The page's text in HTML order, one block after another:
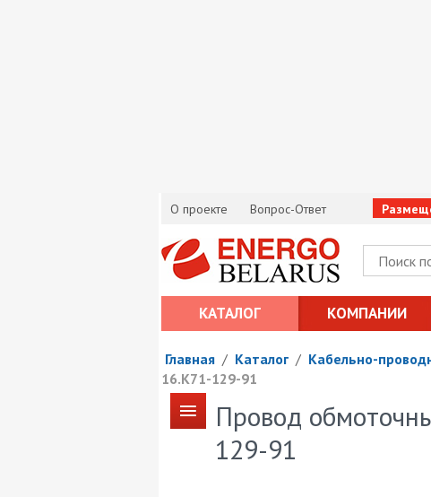
О проекте Вопрос-Ответ
КАТАЛОГ КОМПАНИИ
Главная / Каталог / Кабельно-
16.К71-129-91
Провод
129-91